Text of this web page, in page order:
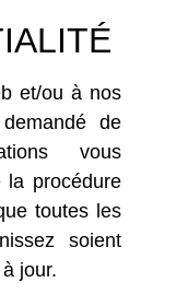
et/ou à nos
de
vous
la procédure
toutes les
soient
jour.